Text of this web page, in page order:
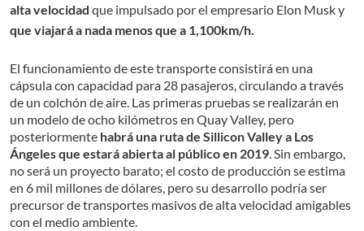
alta velocidad que impulsado por el empresario Elon Musk y
que viajará a nada menos que a 1,100km/h.
El funcionamiento de este transporte consistirá en una
cápsula con capacidad para 28 pasajeros, circulando a través
de un colchón de aire. Las primeras pruebas se realizarán en
un modelo de ocho kilómetros en Quay Valley, pero
posteriormente habrá una ruta de Sillicon Valley a Los
Ángeles que estará abierta al público en 2019. Sin embargo,
no será un proyecto barato; el costo de producción se estima
en 6 mil millones de dólares, pero su desarrollo podría ser
precursor de transportes masivos de alta velocidad amigables
con el medio ambiente.